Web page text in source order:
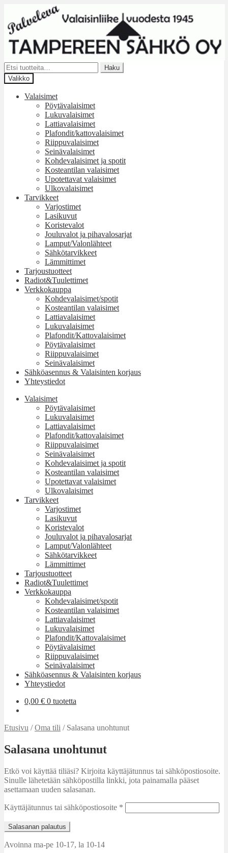
navigointiin
sisältöön
Etsi:
Haku
Valikko
Valaisimet
Pöytävalaisimet
Lukuvalaisimet
Lattiavalaisimet
Plafondit/kattovalaisimet
Riippuvalaisimet
Seinävalaisimet
Kohdevalaisimet ja spotit
Kosteantilan valaisimet
Upotettavat valaisimet
Ulkovalaisimet
Tarvikkeet
Varjostimet
Lasikuvut
Koristevalot
Jouluvalot ja pihavalosarjat
Lamput/Valonlähteet
Sähkötarvikkeet
Lämmittimet
Tarjoustuotteet
Radiot&Tuulettimet
Verkkokauppa
Kohdevalaisimet/spotit
Kosteantilan valaisimet
Lattiavalaisimet
Lukuvalaisimet
Plafondit/Kattovalaisimet
Pöytävalaisimet
Riippuvalaisimet
Seinävalaisimet
Sähköasennus & Valaisinten korjaus
Yhteystiedot
Valaisimet
Pöytävalaisimet
Lukuvalaisimet
Lattiavalaisimet
Plafondit/kattovalaisimet
Riippuvalaisimet
Seinävalaisimet
Kohdevalaisimet ja spotit
Kosteantilan valaisimet
Upotettavat valaisimet
Ulkovalaisimet
Tarvikkeet
Varjostimet
Lasikuvut
Koristevalot
Jouluvalot ja pihavalosarjat
Lamput/Valonlähteet
Sähkötarvikkeet
Lämmittimet
Tarjoustuotteet
Radiot&Tuulettimet
Verkkokauppa
Kohdevalaisimet/spotit
Kosteantilan valaisimet
Lattiavalaisimet
Lukuvalaisimet
Plafondit/Kattovalaisimet
Pöytävalaisimet
Riippuvalaisimet
Seinävalaisimet
Sähköasennus & Valaisinten korjaus
Yhteystiedot
0,00 € 0 tuotetta
Etusivu /Oma tili / Salasana unohtunut
Salasana unohtunut
Etkö voi käyttää tiliäsi? Kirjoita käyttäjätunnus tai sähköpostiosoite.
Sinulle lähetetään sähköpostilla linkki, jota painamalla pääset
asettamaan uuden salasanan.
Käyttäjätunnus tai sähköpostiosoite *
Salasanan palautus
Avoinna ma-pe 10-17, la 10-14